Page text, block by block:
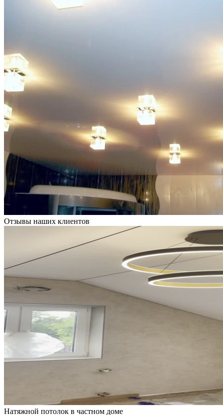
Отзывы наших клиентов
Натяжной потолок в частном доме